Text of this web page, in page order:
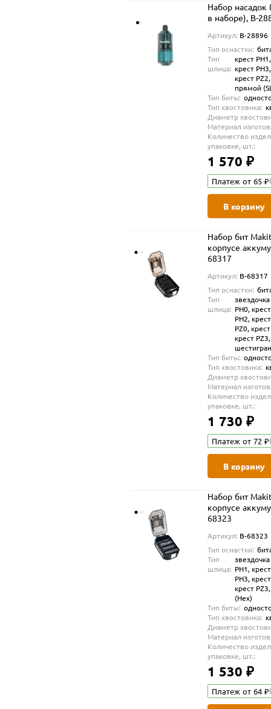
Набор насадок
в наборе), B-
Артикул: B-28896
Тип оснастки:
Тип
шлица:
крест
крест
крест
прямой
Тип биты:
Тип хвостовика:
Диаметр
Материал
Количество
упаковке, шт.:
1 570 ₽
Платеж от 65 ₽
В корзину
Набор бит
корпусе
68317
Артикул: B-68317
Тип оснастки:
Тип
шлица: PH0,
PH2,
PZ0,
крест
Тип биты:
Тип хвостовика:
Диаметр
Материал
Количество
упаковке, шт.:
1 730 ₽
Платеж от 72 ₽
В корзину
Набор бит
корпусе
68323
Артикул: B-68323
Тип оснастки:
Тип
шлица: PH1,
PH3,
крест
(Hex)
Тип биты:
Тип хвостовика:
Диаметр
Материал
Количество
упаковке, шт.:
1 530 ₽
Платеж от 64 ₽